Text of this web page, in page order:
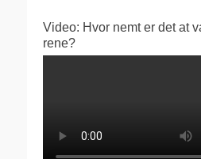
Video: Hvor nemt er det at
rene?